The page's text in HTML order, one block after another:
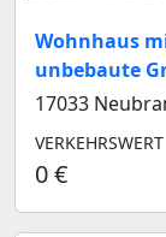
Wohnhaus
unbebaute
17033
VERKEHRSWERT
0 €